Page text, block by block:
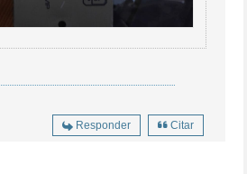
Responder Citar